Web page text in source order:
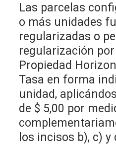
Las parcelas
o más unidades
regularizadas o
regularización
Propiedad
Tasa en forma
unidad,
de $ 5,00 por
los incisos b), c) y